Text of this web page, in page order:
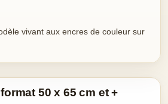
vivant aux encres de couleur sur
50 x 65 cm et +